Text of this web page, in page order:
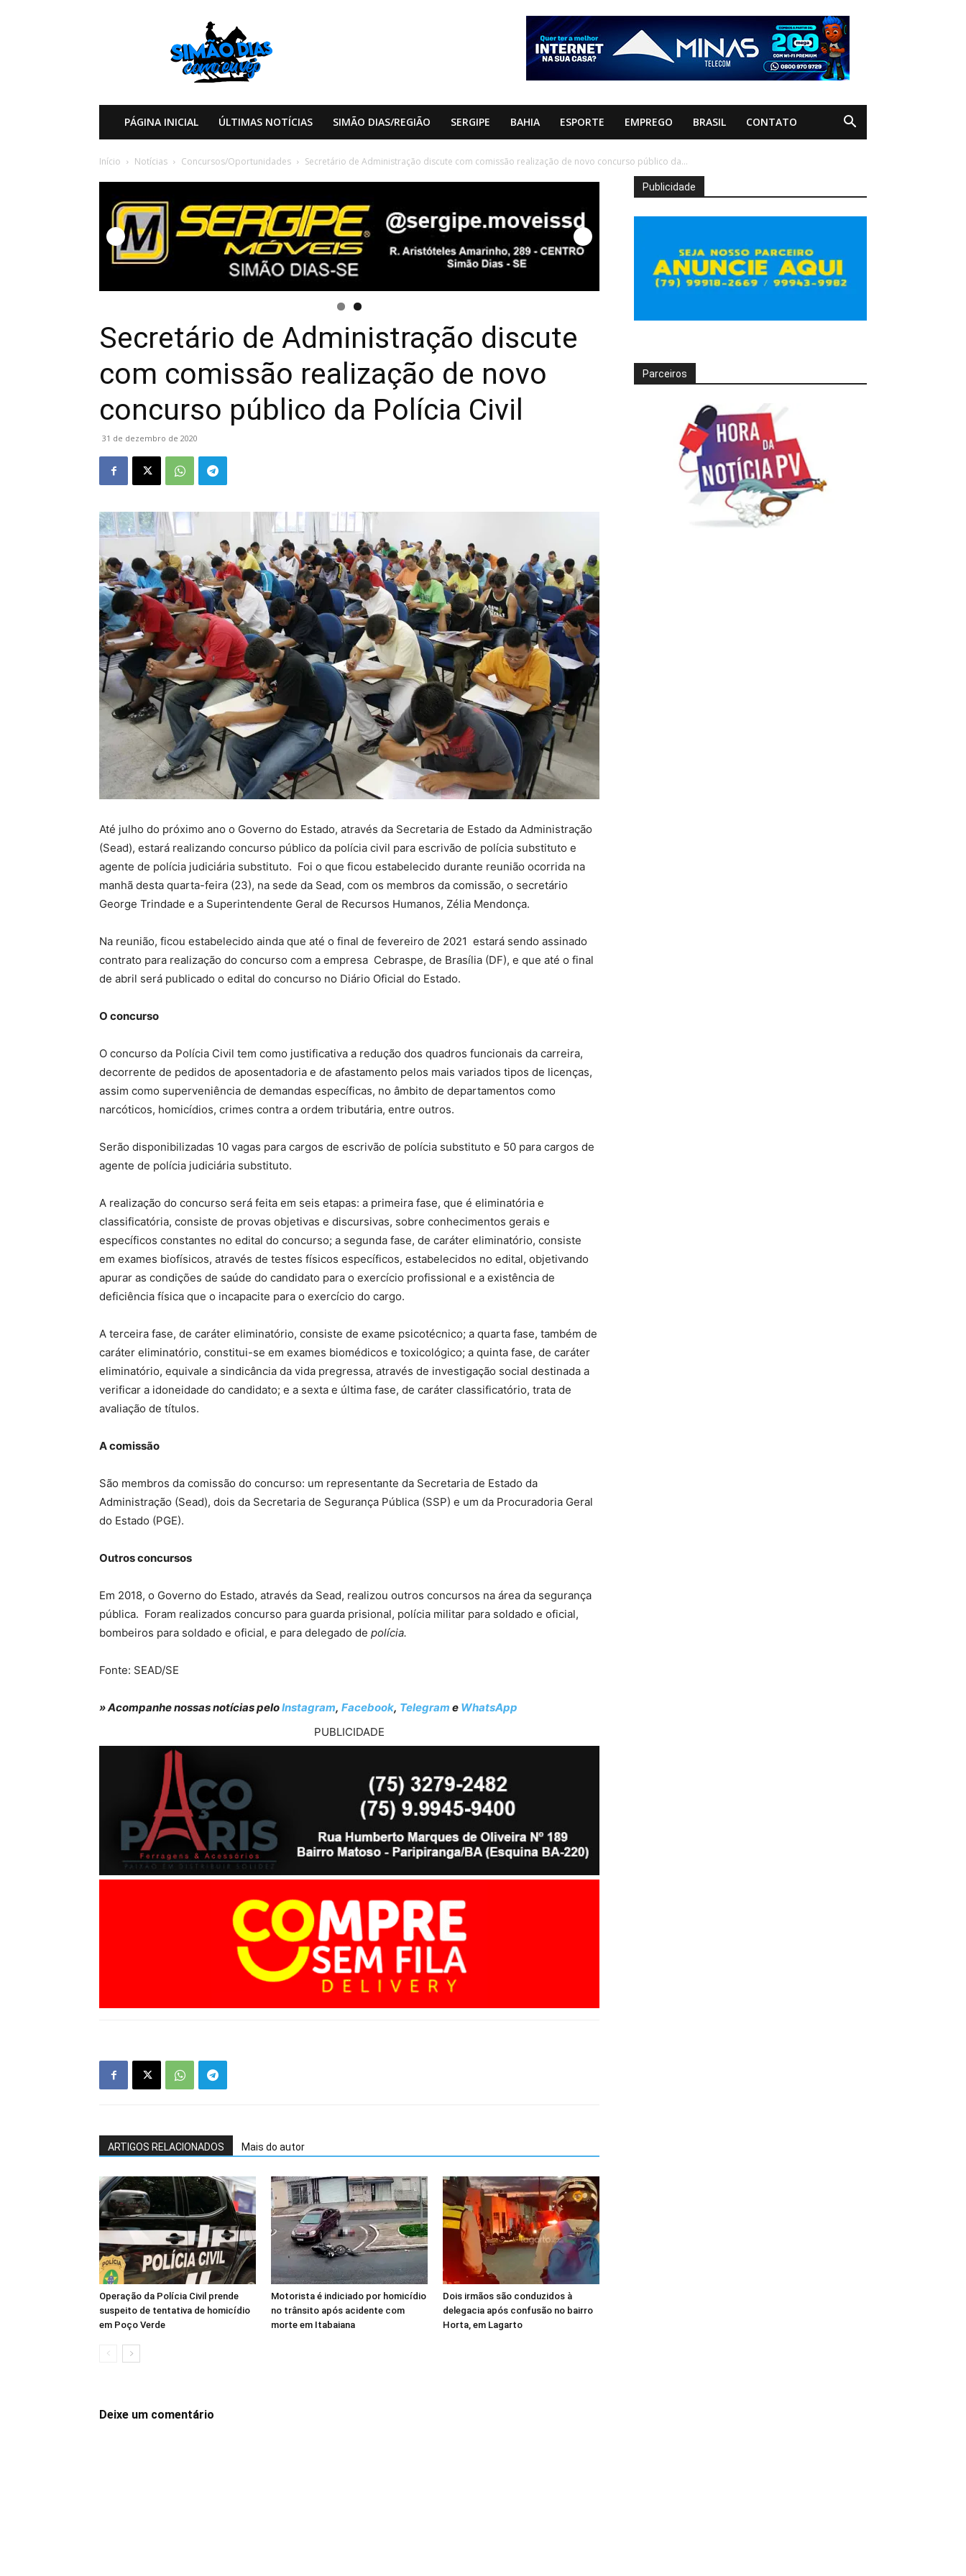
PÁGINA INICIAL ÚLTIMAS NOTÍCIAS SIMÃO DIAS/REGIÃO SERGIPE BAHIA ESPORTE EMPREGO BRASIL CONTATO
Início Notícias Concursos/Oportunidades Secretário de Administração discute com comissão realização de novo concurso público da...
Secretário de Administração discute
com comissão realização de novo
concurso público da Polícia Civil
31 de dezembro de 2020
Até julho do próximo ano o Governo do Estado, através da Secretaria de Estado da Administração
(Sead), estará realizando concurso público da polícia civil para escrivão de polícia substituto e
agente de polícia judiciária substituto. Foi o que ficou estabelecido durante reunião ocorrida na
manhã desta quarta-feira (23), na sede da Sead, com os membros da comissão, o secretário
George Trindade e a Superintendente Geral de Recursos Humanos, Zélia Mendonça.
Na reunião, ficou estabelecido ainda que até o final de fevereiro de 2021 estará sendo assinado
contrato para realização do concurso com a empresa Cebraspe, de Brasília (DF), e que até o final
de abril será publicado o edital do concurso no Diário Oficial do Estado.
O concurso
O concurso da Polícia Civil tem como justificativa a redução dos quadros funcionais da carreira,
decorrente de pedidos de aposentadoria e de afastamento pelos mais variados tipos de licenças,
assim como superveniência de demandas específicas, no âmbito de departamentos como
narcóticos, homicídios, crimes contra a ordem tributária, entre outros.
Serão disponibilizadas 10 vagas para cargos de escrivão de polícia substituto e 50 para cargos de
agente de polícia judiciária substituto.
A realização do concurso será feita em seis etapas: a primeira fase, que é eliminatória e
classificatória, consiste de provas objetivas e discursivas, sobre conhecimentos gerais e
específicos constantes no edital do concurso; a segunda fase, de caráter eliminatório, consiste
em exames biofísicos, através de testes físicos específicos, estabelecidos no edital, objetivando
apurar as condições de saúde do candidato para o exercício profissional e a existência de
deficiência física que o incapacite para o exercício do cargo.
A terceira fase, de caráter eliminatório, consiste de exame psicotécnico; a quarta fase, também de
caráter eliminatório, constitui-se em exames biomédicos e toxicológico; a quinta fase, de caráter
eliminatório, equivale a sindicância da vida pregressa, através de investigação social destinada a
verificar a idoneidade do candidato; e a sexta e última fase, de caráter classificatório, trata de
avaliação de títulos.
A comissão
São membros da comissão do concurso: um representante da Secretaria de Estado da
Administração (Sead), dois da Secretaria de Segurança Pública (SSP) e um da Procuradoria Geral
do Estado (PGE).
Outros concursos
Em 2018, o Governo do Estado, através da Sead, realizou outros concursos na área da segurança
pública. Foram realizados concurso para guarda prisional, polícia militar para soldado e oficial,
bombeiros para soldado e oficial, e para delegado de polícia.
Fonte: SEAD/SE
» Acompanhe nossas notícias peloInstagram, Facebook, Telegram e WhatsApp
PUBLICIDADE
ARTIGOS RELACIONADOS Mais do autor
Operação da Polícia Civil prende
suspeito de tentativa de homicídio
em Poço Verde
Motorista é indiciado por homicídio
no trânsito após acidente com
morte em Itabaiana
Dois irmãos são conduzidos à
delegacia após confusão no bairro
Horta, em Lagarto
Deixe um comentário
Publicidade
Parceiros